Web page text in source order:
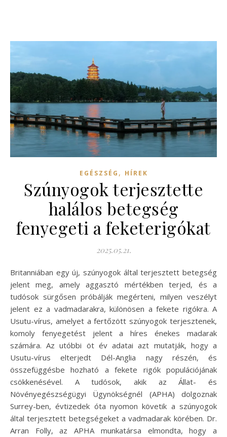
EGÉSZSÉG , HÍREK
Szúnyogok terjesztette
halálos betegség
fenyegeti a feketerigókat
2025.05.21.
Britanniában egy új, szúnyogok által terjesztett betegség
jelent meg, amely aggasztó mértékben terjed, és a
tudósok sürgősen próbálják megérteni, milyen veszélyt
jelent ez a vadmadarakra, különösen a fekete rigókra. A
Usutu-vírus, amelyet a fertőzött szúnyogok terjesztenek,
komoly fenyegetést jelent a híres énekes madarak
számára. Az utóbbi öt év adatai azt mutatják, hogy a
Usutu-vírus elterjedt Dél-Anglia nagy részén, és
összefüggésbe hozható a fekete rigók populációjának
csökkenésével. A tudósok, akik az Állat- és
Növényegészségügyi Ügynökségnél (APHA) dolgoznak
Surrey-ben, évtizedek óta nyomon követik a szúnyogok
által terjesztett betegségeket a vadmadarak körében. Dr.
Arran Folly, az APHA munkatársa elmondta, hogy a